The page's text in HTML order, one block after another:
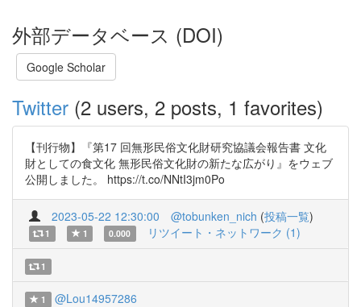
外部データベース (DOI)
Google Scholar
Twitter (2 users, 2 posts, 1 favorites)
【刊行物】『第17 回無形民俗文化財研究協議会報告書 文化
財としての食文化 無形民俗文化財の新たな広がり』をウェブ
公開しました。 https://t.co/NNtI3jm0Po
2023-05-22 12:30:00 @tobunken_nich (投稿一覧)
1 1 0.000 リツイート・ネットワーク (1)
1
1 @Lou14957286